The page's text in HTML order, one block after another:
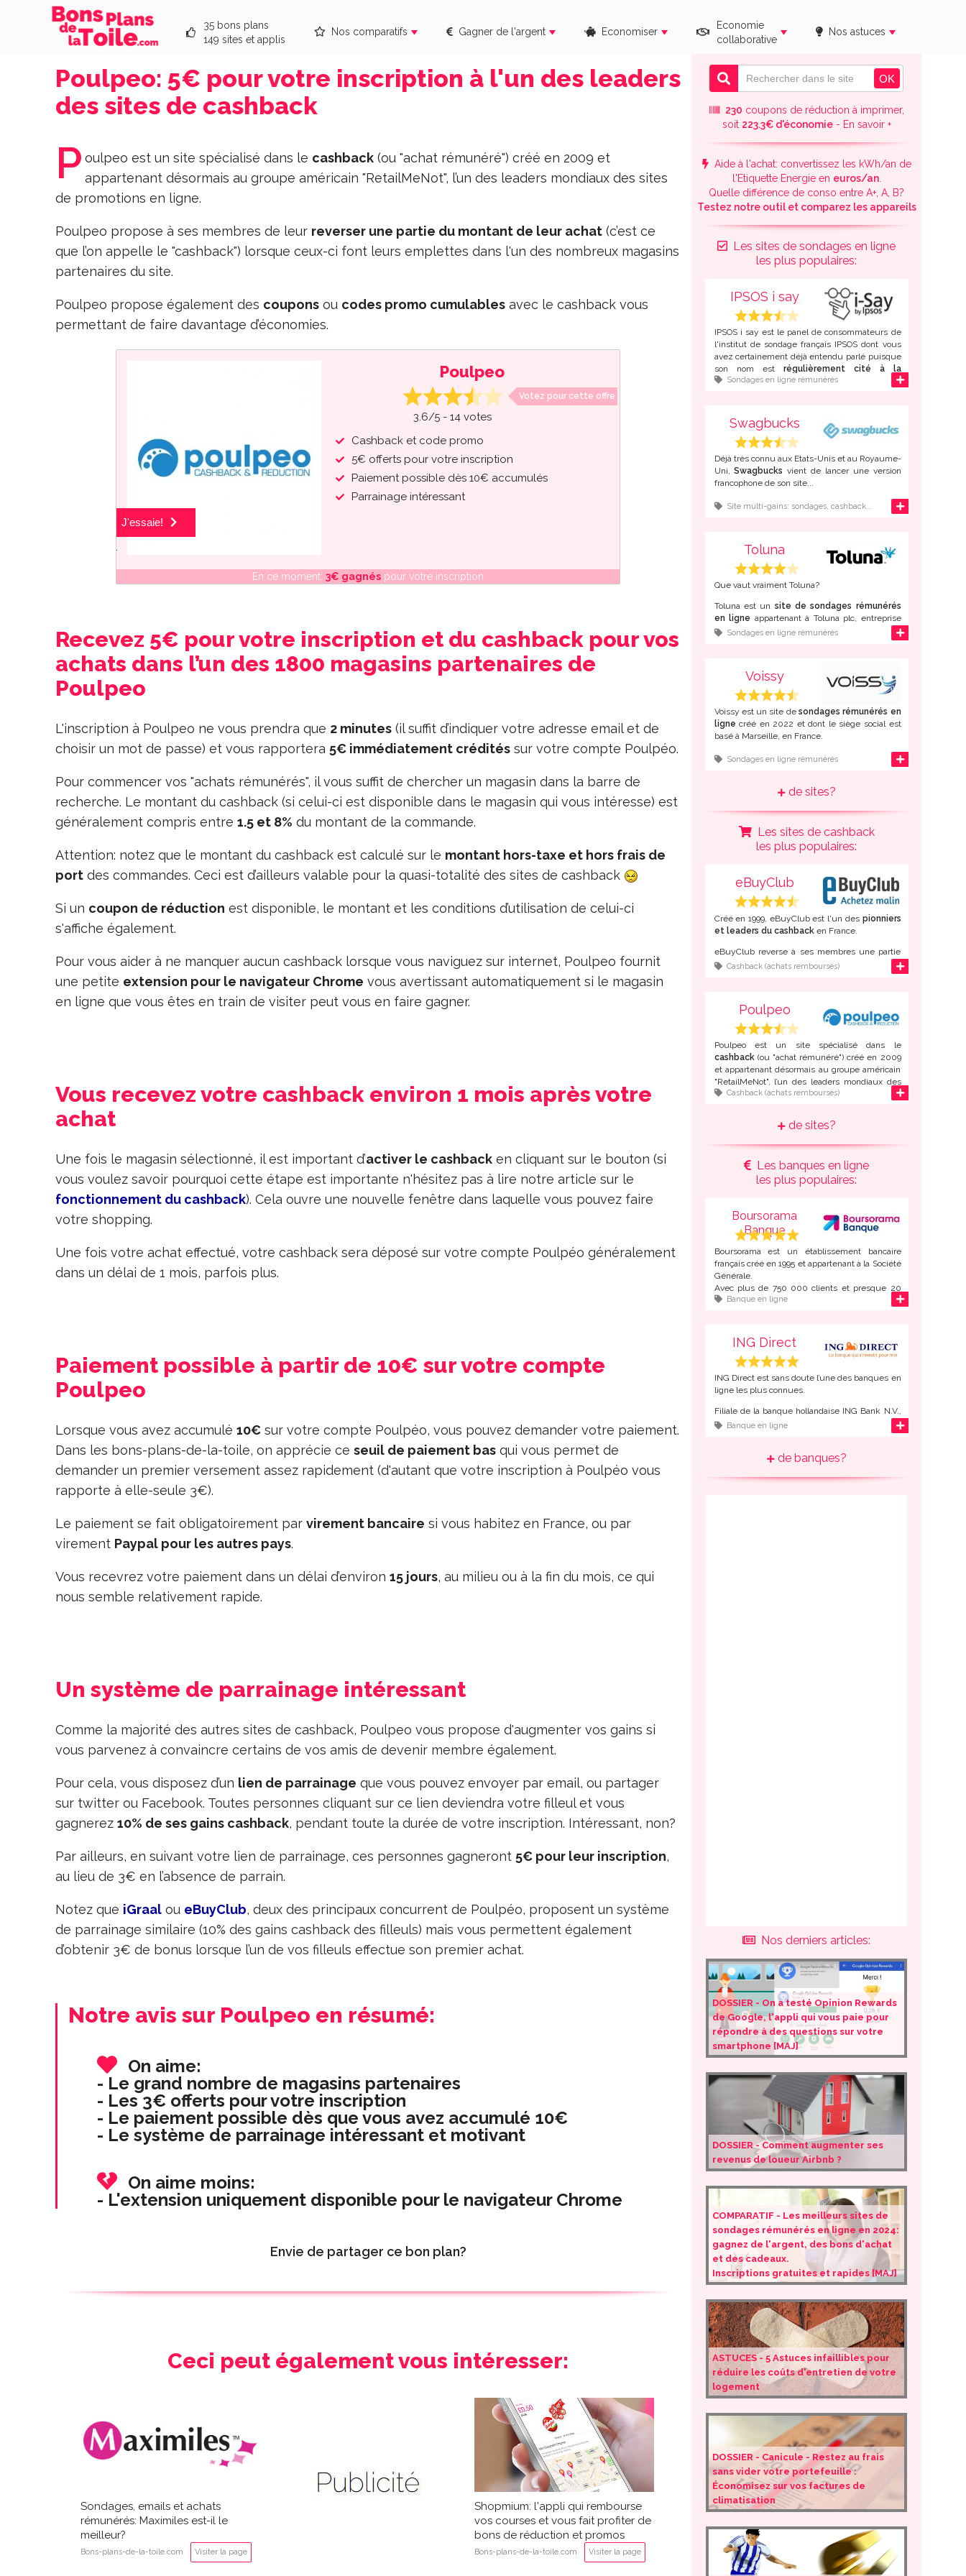
35 bons plans
149 sites et applis
Nos comparatifs Gagner de l'argent Economiser
Economie
collaborative
Nos astuces
Poulpeo: 5€ pour votre inscription à l'un des leaders
des sites de cashback
P oulpeo est un site spécialisé dans le cashback (ou "achat rémunéré") créé en 2009 et
appartenant désormais au groupe américain "RetailMeNot", l’un des leaders mondiaux des sites
de promotions en ligne.
Poulpeo propose à ses membres de leur reverser une partie du montant de leur achat (c’est ce
que l’on appelle le "cashback") lorsque ceux-ci font leurs emplettes dans l'un des nombreux magasins
partenaires du site.
Poulpeo propose également des coupons ou codes promo cumulables avec le cashback vous
permettant de faire davantage d’économies.
J'essaie!
Poulpeo
Votez pour cette offre
3.6/5 - 14 votes
Cashback et code promo
5€ offerts pour votre inscription
Paiement possible dès 10€ accumulés
Parrainage intéressant
En ce moment: 3€ gagnés pour votre inscription
Recevez 5€ pour votre inscription et du cashback pour vos
achats dans l’un des 1800 magasins partenaires de
Poulpeo
L'inscription à Poulpeo ne vous prendra que 2 minutes (il suffit d’indiquer votre adresse email et de
choisir un mot de passe) et vous rapportera 5€ immédiatement crédités sur votre compte Poulpéo.
Pour commencer vos "achats rémunérés", il vous suffit de chercher un magasin dans la barre de
recherche. Le montant du cashback (si celui-ci est disponible dans le magasin qui vous intéresse) est
généralement compris entre 1.5 et 8% du montant de la commande.
Attention: notez que le montant du cashback est calculé sur le montant hors-taxe et hors frais de
port des commandes. Ceci est d’ailleurs valable pour la quasi-totalité des sites de cashback
Si un coupon de réduction est disponible, le montant et les conditions d’utilisation de celui-ci
s'affiche également.
Pour vous aider à ne manquer aucun cashback lorsque vous naviguez sur internet, Poulpeo fournit
une petite extension pour le navigateur Chrome vous avertissant automatiquement si le magasin
en ligne que vous êtes en train de visiter peut vous en faire gagner.
Vous recevez votre cashback environ 1 mois après votre
achat
Une fois le magasin sélectionné, il est important d’activer le cashback en cliquant sur le bouton (si
vous voulez savoir pourquoi cette étape est importante n'hésitez pas à lire notre article sur le
fonctionnement du cashback). Cela ouvre une nouvelle fenêtre dans laquelle vous pouvez faire
votre shopping.
Une fois votre achat effectué, votre cashback sera déposé sur votre compte Poulpéo généralement
dans un délai de 1 mois, parfois plus.
Paiement possible à partir de 10€ sur votre compte
Poulpeo
Lorsque vous avez accumulé 10€ sur votre compte Poulpéo, vous pouvez demander votre paiement.
Dans les bons-plans-de-la-toile, on apprécie ce seuil de paiement bas qui vous permet de
demander un premier versement assez rapidement (d'autant que votre inscription à Poulpéo vous
rapporte à elle-seule 3€).
Le paiement se fait obligatoirement par virement bancaire si vous habitez en France, ou par
virement Paypal pour les autres pays.
Vous recevrez votre paiement dans un délai d’environ 15 jours, au milieu ou à la fin du mois, ce qui
nous semble relativement rapide.
Un système de parrainage intéressant
Comme la majorité des autres sites de cashback, Poulpeo vous propose d'augmenter vos gains si
vous parvenez à convaincre certains de vos amis de devenir membre également.
Pour cela, vous disposez d’un lien de parrainage que vous pouvez envoyer par email, ou partager
sur twitter ou Facebook. Toutes personnes cliquant sur ce lien deviendra votre filleul et vous
gagnerez 10% de ses gains cashback, pendant toute la durée de votre inscription. Intéressant, non?
Par ailleurs, en suivant votre lien de parrainage, ces personnes gagneront 5€ pour leur inscription,
au lieu de 3€ en l’absence de parrain.
Notez que iGraal ou eBuyClub, deux des principaux concurrent de Poulpéo, proposent un système
de parrainage similaire (10% des gains cashback des filleuls) mais vous permettent également
d’obtenir 3€ de bonus lorsque l’un de vos filleuls effectue son premier achat.
Notre avis sur Poulpeo en résumé:
On aime:
- Le grand nombre de magasins partenaires
- Les 3€ offerts pour votre inscription
- Le paiement possible dès que vous avez accumulé 10€
- Le système de parrainage intéressant et motivant
On aime moins:
- L'extension uniquement disponible pour le navigateur Chrome
Envie de partager ce bon plan?
Ceci peut également vous intéresser:
Sondages, emails et achats
rémunérés: Maximiles est-il le
meilleur?
Bons-plans-de-la-toile.com Visiter la page
Shopmium: l'appli qui rembourse
vos courses et vous fait profiter de
bons de réduction et promos
Bons-plans-de-la-toile.com Visiter la page
230 coupons de réduction à imprimer,
soit 223.3€ d'économie- En savoir +
Aide à l'achat: convertissez les kWh/an de
l'Etiquette Energie en euros/an.
Quelle différence de conso entre A+, A, B?
Testez notre outil et comparez les appareils
Les sites de sondages en ligne
les plus populaires:
IPSOS i say
IPSOS i say est le panel de consommateurs de
l'institut de sondage français IPSOS dont vous
avez certainement déjà entendu parlé puisque
son nom est régulièrement cité à la
télévision et dans la presse.
monde. Bien entendu, la majorité du
recrutement des "panélistes" se fait maintenant
sur internet.
Sondages en ligne rémunérés
Swagbucks
Déjà très connu aux Etats-Unis et au Royaume-
Uni,Swagbucks vient de lancer une version
francophone de son site...
Site multi-gains: sondages, cashback...
Toluna
Que vaut vraiment Toluna?
Toluna est un site de sondages rémunérés
en ligne appartenant à Toluna plc, entreprise
spécialisée dans les études de marché fondé à
pouvez échanger contre des
bons d'achat ou
de l'argent
Sondages en ligne rémunérés
Voissy
Voissy est un site de sondages rémunérés en
ligne créé en 2022 et dont le siège social est
basé à Marseille, en France.
L'inscription à ce panel d'opinion en ligne est
mais également
: Belgique, Suisse, Canada,
Une fois inscrit gratuitement, répondez à des
sondages en ligne pour gagner des points que
en bons d'achat Amazon
Sondages en ligne rémunérés
de sites?
Les sites de cashback
les plus populaires:
eBuyClub
Créé en 1999, eBuyClub est l'un des pionniers
et leaders du cashbacken France.
eBuyClub reverse à ses membres une partie
du montant de leurs achats lorsque ceux-ci
sont effectués dans l’un des nombreux
En plus du cashback classique en ligne,
eBuyClub est le seul site a proposer le
cashback en magasin, fonction que l’on trouve
très intéressante.
Cashback (achats remboursés)
Poulpeo
Poulpeo est un site spécialisé dans le
cashback(ou "achat rémunéré") créé en 2009
et appartenant désormais au groupe américain
"RetailMeNot", l’un des leaders mondiaux des
sites de promotions en ligne.
reverser une partie du montant de leur
lorsque ceux-ci font leurs emplettes dans l'un
des nombreux magasins partenaires du site.
Poulpeo propose également descoupons
d’économies.
Cashback (achats remboursés)
de sites?
Les banques en ligne
les plus populaires:
Boursorama
Banque
Boursorama est un établissement bancaire
français créé en 1995 et appartenant à la Société
Générale.
Avec plus de 750 000 clients et presque 20
milliards d’Euros d’actifs sur les comptes de ses
ING Direct.
Banque en ligne
ING Direct
ING Direct est sans doute l’une des banques en
ligne les plus connues.
Filiale de la banque hollandaise ING Bank N.V.,
ING Direct compte 22 millions de client à
travers le monde, dont presque un million de
banque en ligne en France.
Banque en ligne
de banques?
Nos derniers articles:
DOSSIER - On a testé Opinion Rewards
de Google, l'appli qui vous paie pour
répondre à des questions sur votre
smartphone [MAJ]
DOSSIER - Comment augmenter ses
revenus de loueur Airbnb ?
COMPARATIF - Les meilleurs sites de
sondages rémunérés en ligne en 2024:
gagnez de l'argent, des bons d'achat
et des cadeaux.
Inscriptions gratuites et rapides [MAJ]
ASTUCES - 5 Astuces infaillibles pour
réduire les coûts d'entretien de votre
logement
DOSSIER - Canicule - Restez au frais
sans vider votre portefeuille :
Économisez sur vos factures de
climatisation